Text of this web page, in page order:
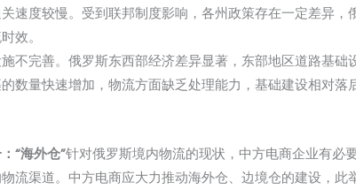
速度较慢。受到联邦制度影响，各州政策存在一定差异
效。
不完善。俄罗斯东西部经济差异显著，东部地区道路基
数量快速增加，物流方面缺乏处理能力，基础建设相对落
“海外仓”针对俄罗斯境内物流的现状，中方电商企业有必
流渠道。中方电商应大力推动海外仓、边境仓的建设，